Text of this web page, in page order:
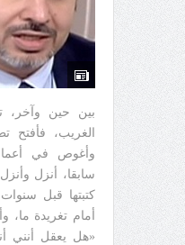
بين حين وآخر،
وأغوص في
سابقا، أنزل
كتبتها قبل
أمام تغريدة
«هل يعقل أنني